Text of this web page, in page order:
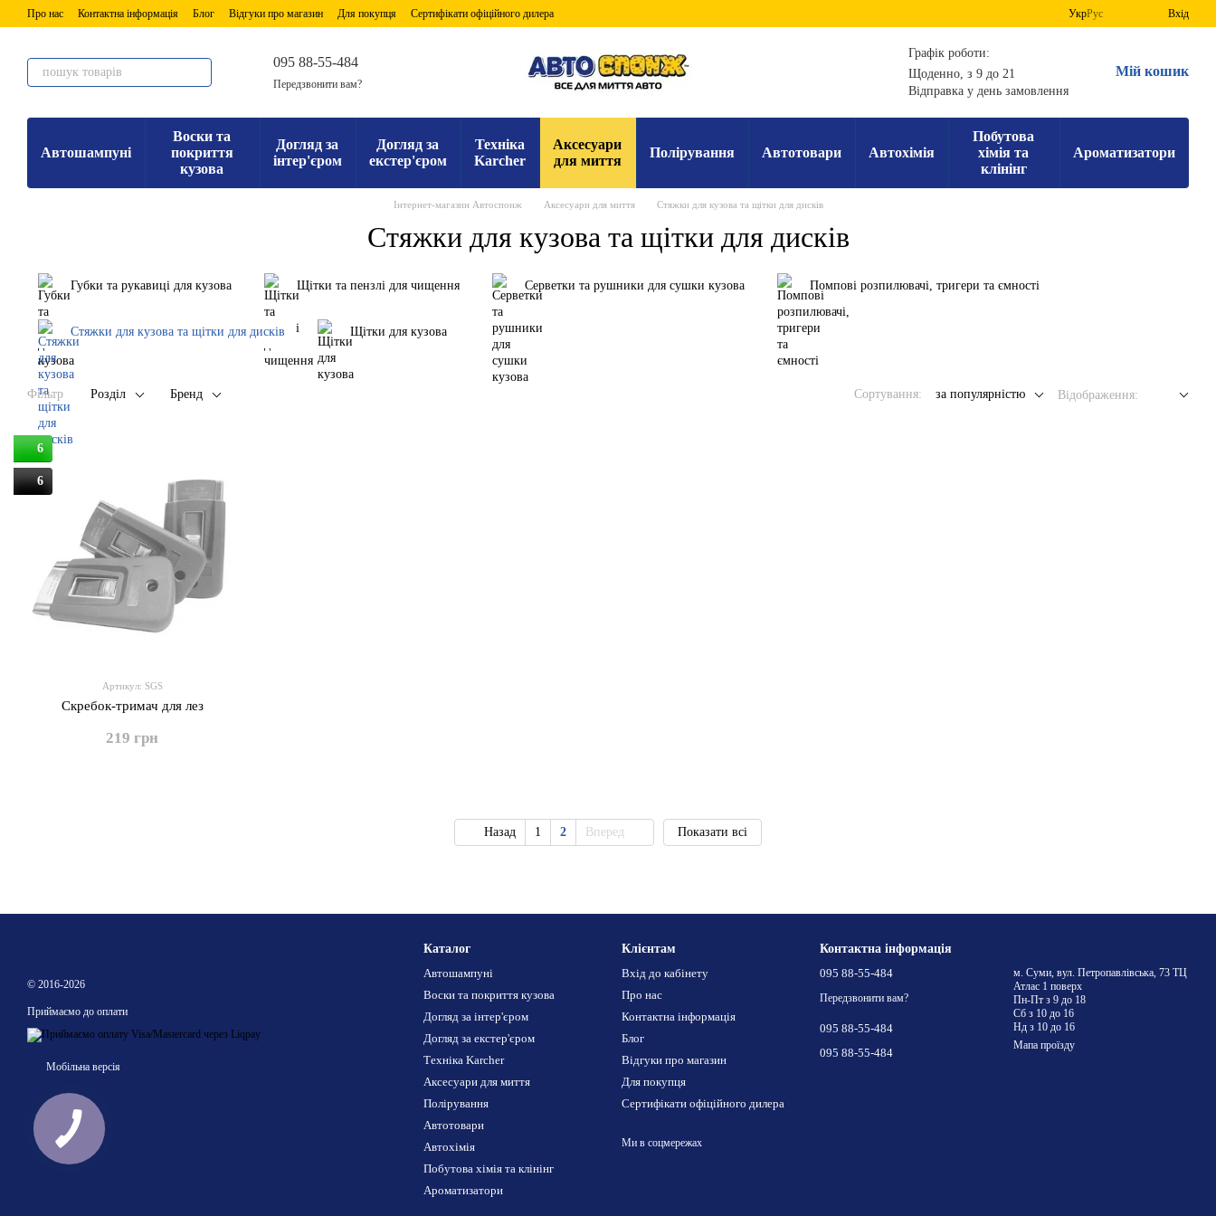
Перейти до основного контенту
Про нас Контактна інформація Блог Відгуки про магазин Для покупця Сертифікати офіційного дилера УкрРус Вхід
095 88-55-484
Передзвонити вам?
Графік роботи:
Щоденно, з 9 до 21
Відправка у день замовлення
Мій кошик
Автошампуні
Воски та
покриття
кузова
Догляд за
інтер'єром
Догляд за
екстер'єром
Техніка
Karcher
Аксесуари
для миття
Полірування Автотовари Автохімія
Побутова
хімія та
клінінг
Ароматизатори
Інтернет-магазин Автоспонж Аксесуари для миття Стяжки для кузова та щітки для дисків
Стяжки для кузова та щітки для дисків
Губки та рукавиці для кузова Щітки та пензлі для чищення Серветки та рушники для сушки кузова Помпові розпилювачі, тригери та ємності
Стяжки для кузова та щітки для дисків Щітки для кузова
Фільтр Розділ Бренд Сортування: за популярністю Відображення:
6
6
Артикул: SGS
Скребок-тримач для лез
219 грн
Назад 1 2 Вперед Показати всі
© 2016-2026
Приймаємо до оплати
Мобільна версія
Каталог
Автошампуні
Воски та покриття кузова
Догляд за інтер'єром
Догляд за екстер'єром
Техніка Karcher
Аксесуари для миття
Полірування
Автотовари
Автохімія
Побутова хімія та клінінг
Ароматизатори
Клієнтам
Вхід до кабінету
Про нас
Контактна інформація
Блог
Відгуки про магазин
Для покупця
Сертифікати офіційного дилера
Ми в соцмережах
Контактна інформація
095 88-55-484
Передзвонити вам?
095 88-55-484
095 88-55-484
м. Суми, вул. Петропавлівська, 73 ТЦ
Атлас 1 поверх
Пн-Пт з 9 до 18
Сб з 10 до 16
Нд з 10 до 16
Мапа проїзду